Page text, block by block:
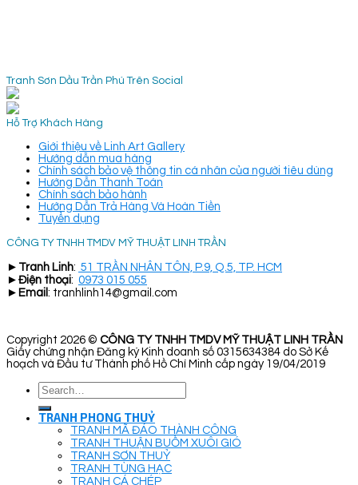
Tranh Sơn Dầu Trần Phú Trên Social
Hỗ Trợ Khách Hàng
Giới thiệu về Linh Art Gallery
Hướng dẫn mua hàng
Chính sách bảo vệ thông tin cá nhân của người tiêu dùng
Hướng Dẫn Thanh Toán
Chính sách bảo hành
Hướng Dẫn Trả Hàng Và Hoàn Tiền
Tuyển dụng
CÔNG TY TNHH TMDV MỸ THUẬT LINH TRẦN
► Tranh Linh: 51 TRẦN NHÂN TÔN, P.9, Q.5, TP. HCM
► Điện thoại: 0973 015 055
► Email : tranhlinh14@gmail.com
Copyright 2026 © CÔNG TY TNHH TMDV MỸ THUẬT LINH TRẦN
Giấy chứng nhận Đăng ký Kinh doanh số 0315634384 do Sở Kế
hoạch và Đầu tư Thành phố Hồ Chí Minh cấp ngày 19/04/2019
Search
for:
TRANH PHONG THUỶ
TRANH MÃ ĐÁO THÀNH CÔNG
TRANH THUẬN BUỒM XUÔI GIÓ
TRANH SƠN THUỶ
TRANH TÙNG HẠC
TRANH CÁ CHÉP